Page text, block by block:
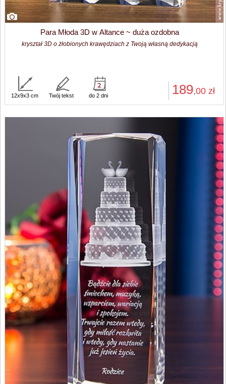
Para Młoda 3D w Altance ~ duża ozdobna
kryształ 3D o żłobionych krawędziach z Twoją własną dedykacją
189,00 zł
12x9x3 cm Twój tekst do 2 dni